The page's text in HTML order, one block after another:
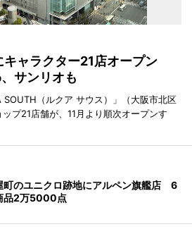
キャラクター21店オープン
サンリオも
（ルクア サウス）」（大阪市北区
プ21店舗が、11月より順次オープンす
町のユニクロ跡地にアルペン旗艦店 6
品2万5000点